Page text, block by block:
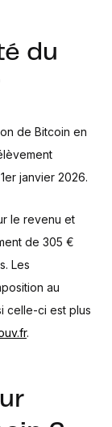
du
de Bitcoin en
janvier 2026.
le revenu et
de 305 €
Les
au
celle-ci est plus
.